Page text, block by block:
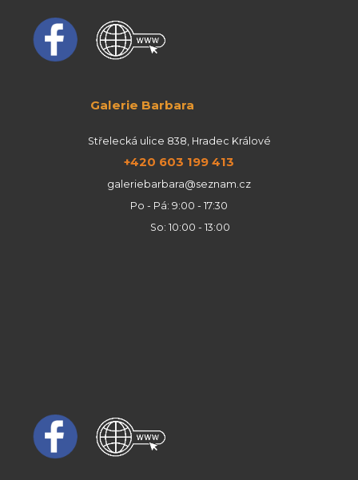
Galerie Barbara
Střelecká ulice 838, Hradec Králové
+420 603 199 413
galeriebarbara@seznam.cz
Po - Pá: 9:00 - 17:30
So: 10:00 - 13:00